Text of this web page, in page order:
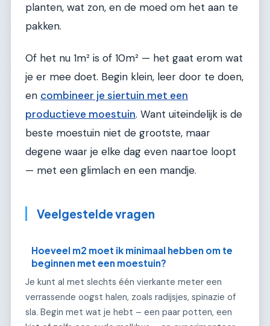
planten, wat zon, en de moed om het aan te
pakken.
Of het nu 1m² is of 10m² — het gaat erom wat
je er mee doet. Begin klein, leer door te doen,
en combineer je siertuin met een
productieve moestuin. Want uiteindelijk is de
beste moestuin niet de grootste, maar
degene waar je elke dag even naartoe loopt
— met een glimlach en een mandje.
Veelgestelde vragen
Hoeveel m2 moet ik minimaal hebben om te
beginnen met een moestuin?
Je kunt al met slechts één vierkante meter een
verrassende oogst halen, zoals radijsjes, spinazie of
sla. Begin met wat je hebt – een paar potten, een